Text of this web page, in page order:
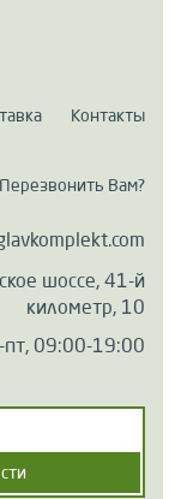
Контакты
Перезвонить Вам?
шоссе, 41-й
километр, 10
09:00-19:00